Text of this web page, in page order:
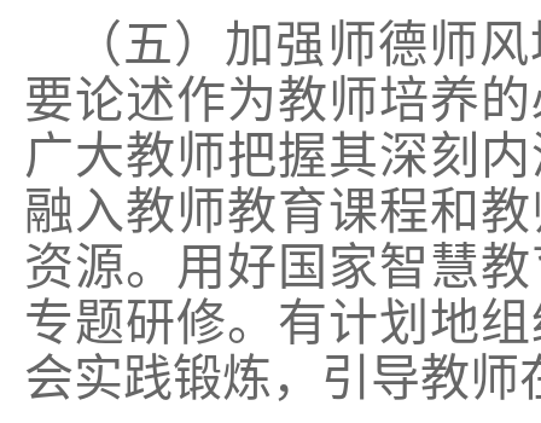
（五）加强师德师
要论述作为教师培养
广大教师把握其深刻
融入教师教育课程和
资源。用好国家智慧
专题研修。有计划地
会实践锻炼，引导教